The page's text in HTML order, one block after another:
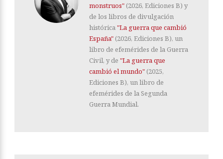
monstruos" (2026, Ediciones B) y
de los libros de divulgación
histórica"La guerra que cambió
España" (2026, Ediciones B), un
libro de efemérides de la Guerra
Civil, y de "La guerra que
cambió el mundo" (2025,
Ediciones B), un libro de
efemérides de la Segunda
Guerra Mundial.